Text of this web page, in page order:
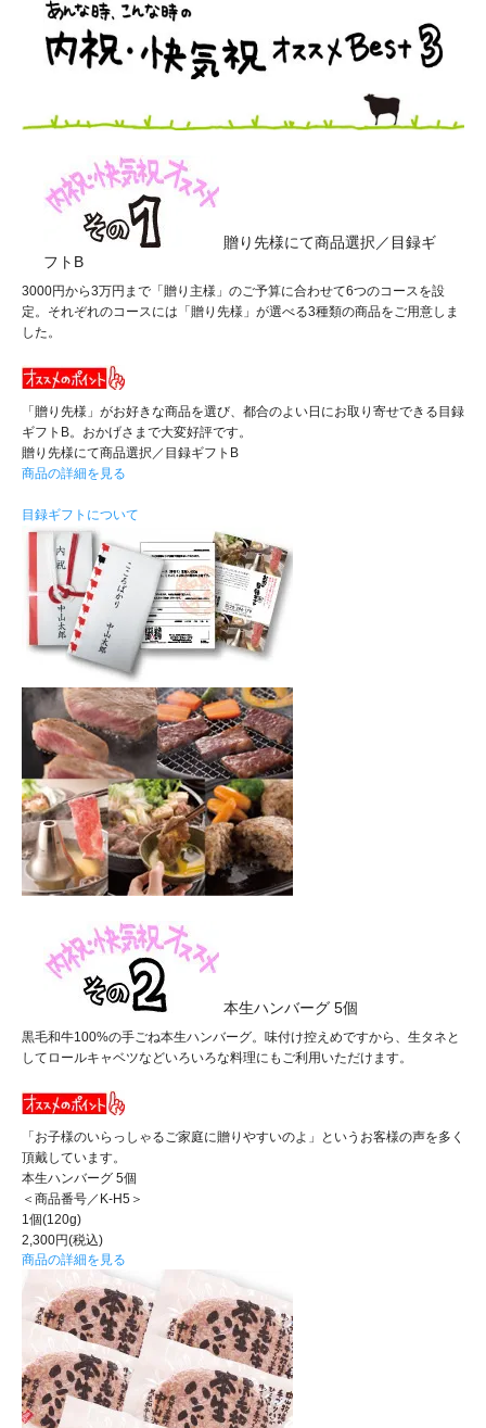
贈り先様にて商品選択／目録ギ
フトB
3000円から3万円まで「贈り主様」のご予算に合わせて6つのコースを設
定。それぞれのコースには「贈り先様」が選べる3種類の商品をご用意しま
した。
「贈り先様」がお好きな商品を選び、都合のよい日にお取り寄せできる目録
ギフトB。おかげさまで大変好評です。
贈り先様にて商品選択／目録ギフトB
商品の詳細を見る
目録ギフトについて
本生ハンバーグ 5個
黒毛和牛100%の手ごね本生ハンバーグ。味付け控えめですから、生タネと
してロールキャベツなどいろいろな料理にもご利用いただけます。
「お子様のいらっしゃるご家庭に贈りやすいのよ」というお客様の声を多く
頂戴しています。
本生ハンバーグ 5個
＜商品番号／K-H5＞
1個(120g)
2,300円(税込)
商品の詳細を見る